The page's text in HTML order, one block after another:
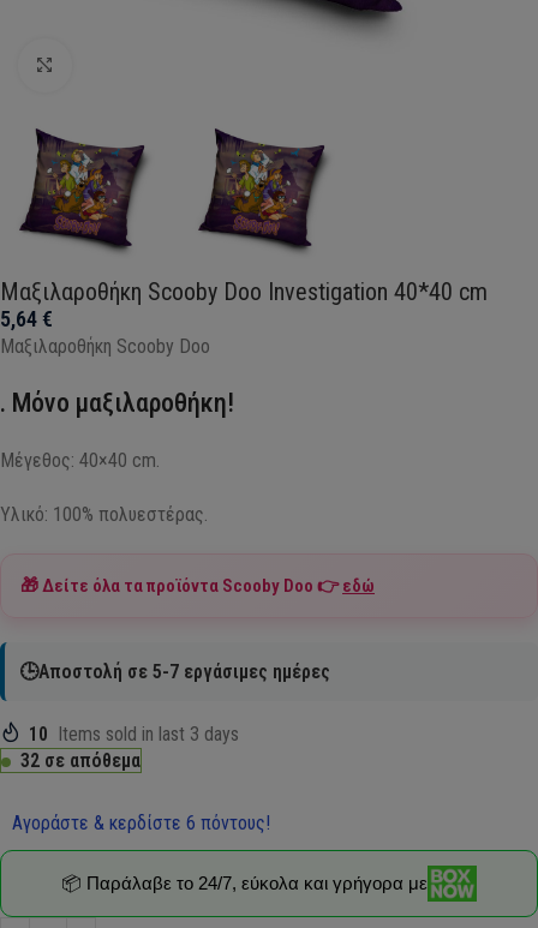
Μαξιλαροθήκη Scooby Doo Investigation 40*40 cm
5,64€
Μαξιλαροθήκη Scooby Doo
. Μόνο μαξιλαροθήκη!
Μέγεθος: 40×40 cm.
Υλικό: 100% πολυεστέρας.
🎁 Δείτε όλα τα προϊόντα Scooby Doo 👉εδώ
🕒Αποστολή σε 5-7 εργάσιμες ημέρες
10 Items sold in last 3 days
32 σε απόθεμα
Αγοράστε & κερδίστε 6 πόντους!
📦 Παράλαβε το 24/7, εύκολα και γρήγορα με